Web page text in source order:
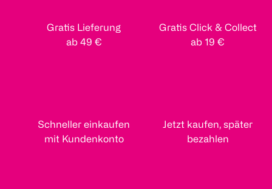
Gratis Lieferung
ab 49 €
Gratis Click & Collect
ab 19 €
Schneller einkaufen
mit Kundenkonto
Jetzt kaufen, später
bezahlen